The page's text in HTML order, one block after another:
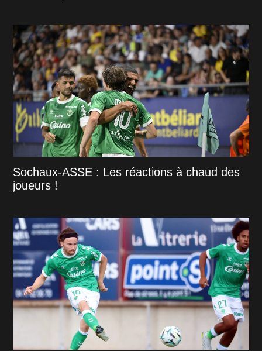
Sochaux-ASSE : Les réactions à chaud des
joueurs !